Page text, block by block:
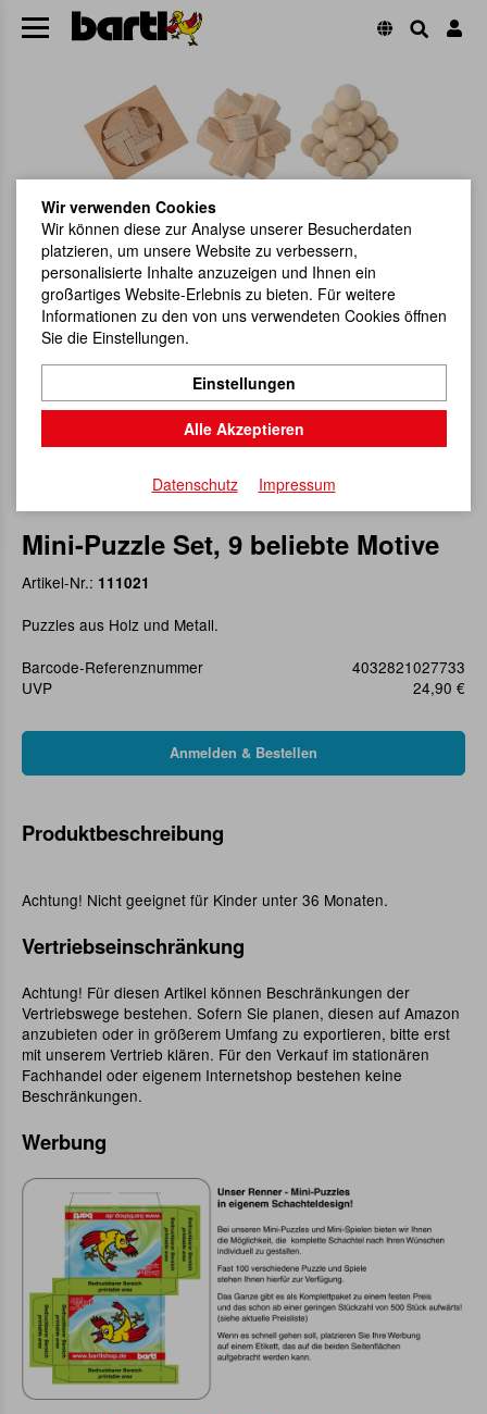
Mini-Puzzle Set, 9 beliebte Motive
Artikel-Nr.: 111021
Puzzles aus Holz und Metall.
Barcode-Referenznummer
4032821027733
UVP
24,90 €
Produktbeschreibung
Achtung! Nicht geeignet für Kinder unter 36 Monaten.
Vertriebseinschränkung
Achtung! Für diesen Artikel können Beschränkungen der
Vertriebswege bestehen. Sofern Sie planen, diesen auf Amazon
anzubieten oder in größerem Umfang zu exportieren, bitte erst
mit unserem Vertrieb klären. Für den Verkauf im stationären
Fachhandel oder eigenem Internetshop bestehen keine
Beschränkungen.
Werbung
Wir verwenden Cookies
Wir können diese zur Analyse unserer Besucherdaten
platzieren, um unsere Website zu verbessern,
personalisierte Inhalte anzuzeigen und Ihnen ein
großartiges Website-Erlebnis zu bieten. Für weitere
Informationen zu den von uns verwendeten Cookies öffnen
Sie die Einstellungen.
Einstellungen
Alle Akzeptieren
Datenschutz Impressum